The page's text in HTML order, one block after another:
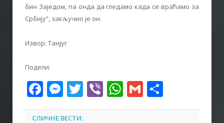
бин Заједом, па онда да гледамо када се враћамо за
Србију“, закључио је он.
Извор: Танјуг
Подели:
Facebook
Messenger
Twitter
ViberWhatsApp
Gmail
СЛИЧНЕ ВЕСТИ: